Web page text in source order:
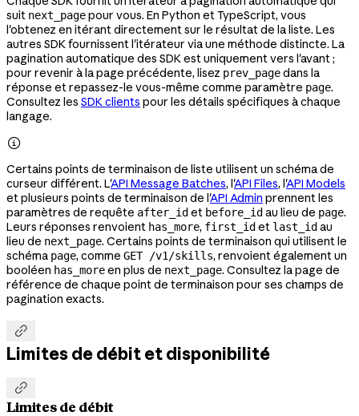
suit next_pagepour vous. En Python et TypeScript, vous
l'obtenez en itérant directement sur le résultat de la liste. Les
autres SDK fournissent l'itérateur via une méthode distincte. La
pagination automatique des SDK est uniquement vers l'avant ;
pour revenir à la page précédente, lisez prev_pagedans la
réponse et repassez-le vous-même comme paramètre page.
Consultez les SDK clients pour les détails spécifiques à chaque
langage.

Certains points de terminaison de liste utilisent un schéma de
curseur différent. L'API Message Batches, l'API Files, l'API Models
et plusieurs points de terminaison de l'API Admin prennent les
paramètres de requête after_id et before_id au lieu de page.
Leurs réponses renvoient has_more, first_id et last_id au
lieu de next_page. Certains points de terminaison qui utilisent le
schéma page, comme GET /v1/skills, renvoient également un
booléen has_moreen plus de next_page. Consultez la page de
référence de chaque point de terminaison pour ses champs de
pagination exacts.

Limites de débit et disponibilité

Limites de débit